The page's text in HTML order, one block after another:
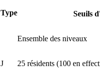
Type Seuils
Ensemble des niveaux
J 25 résidents (100 en